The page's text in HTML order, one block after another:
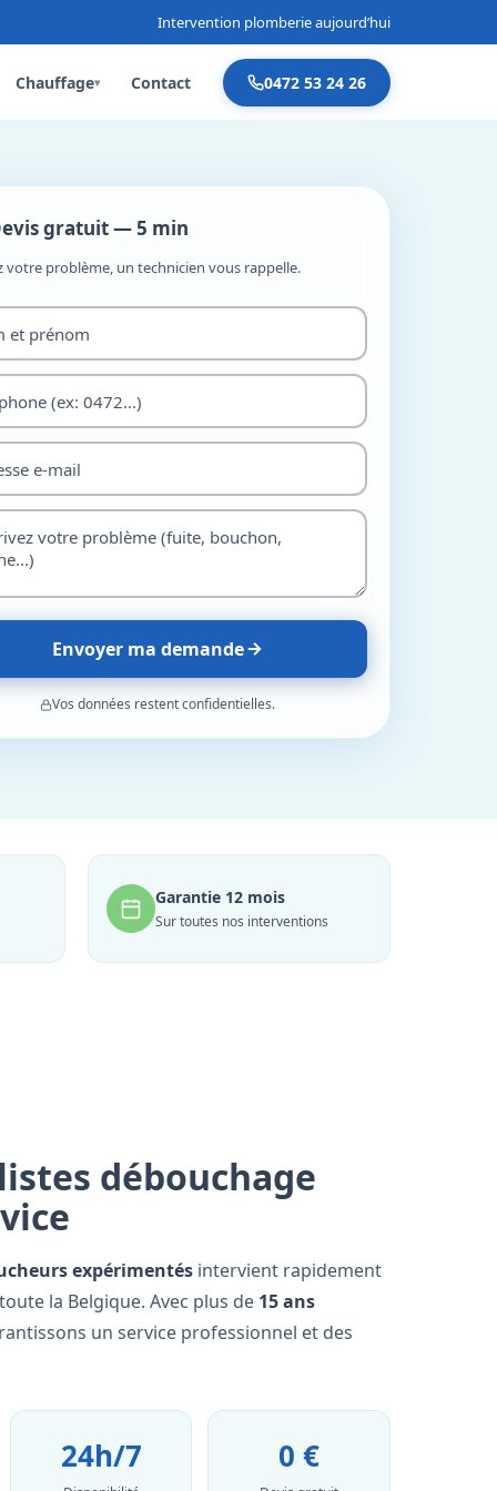
Intervention plomberie aujourd’hui
Chauffage▾ Contact 0472 53 24 26
gratuit — 5 min
votre problème, un technicien vous rappelle.
Envoyer ma demande
Vos données restent confidentielles.
Garantie 12 mois
Sur toutes nos interventions
débouchage
expérimentés intervient rapidement
la Belgique. Avec plus de 15 ans
un service professionnel et des
24h/7 0 €